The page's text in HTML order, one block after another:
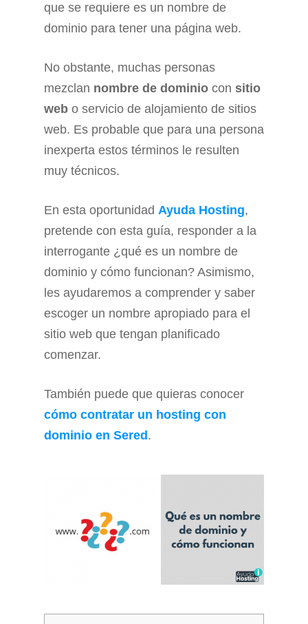
que se requiere es un nombre de
dominio para tener una página web.
No obstante, muchas personas
mezclan nombre de dominio con sitio
web o servicio de alojamiento de sitios
web. Es probable que para una persona
inexperta estos términos le resulten
muy técnicos.
En esta oportunidad Ayuda Hosting,
pretende con esta guía, responder a la
interrogante ¿qué es un nombre de
dominio y cómo funcionan? Asimismo,
les ayudaremos a comprender y saber
escoger un nombre apropiado para el
sitio web que tengan planificado
comenzar.
También puede que quieras conocer
cómo contratar un hosting con
dominio en Sered .